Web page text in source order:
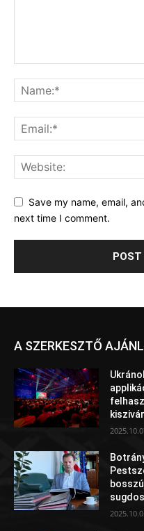
Save my name, email,
next time I comment.
A SZERKESZTŐ